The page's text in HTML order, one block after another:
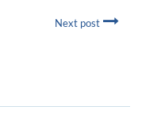
Next post